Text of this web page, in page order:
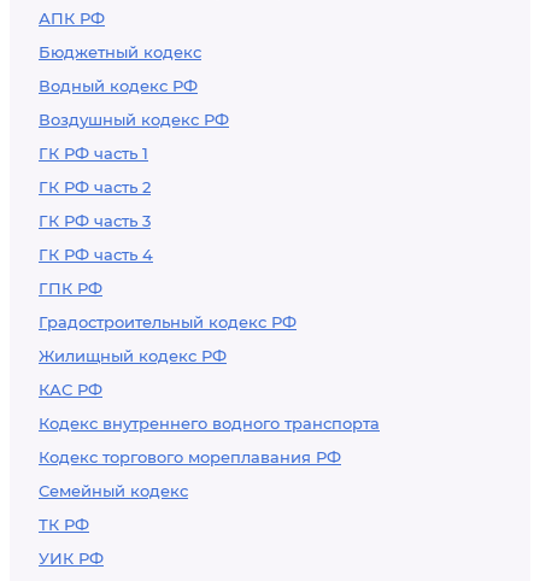
АПК РФ
Бюджетный кодекс
Водный кодекс РФ
Воздушный кодекс РФ
ГК РФ часть 1
ГК РФ часть 2
ГК РФ часть 3
ГК РФ часть 4
ГПК РФ
Градостроительный кодекс РФ
Жилищный кодекс РФ
КАС РФ
Кодекс внутреннего водного транспорта
Кодекс торгового мореплавания РФ
Семейный кодекс
ТК РФ
УИК РФ